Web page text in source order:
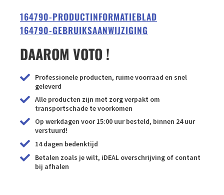
164790-PRODUCTINFORMATIEBLAD
164790-GEBRUIKSAANWIJZIGING
DAAROM VOTO !
Professionele producten, ruime voorraad en snel
geleverd
Alle producten zijn met zorg verpakt om
transportschade te voorkomen
Op werkdagen voor 15:00 uur besteld, binnen 24 uur
verstuurd!
14 dagen bedenktijd
Betalen zoals je wilt, iDEAL overschrijving of contant
bij afhalen